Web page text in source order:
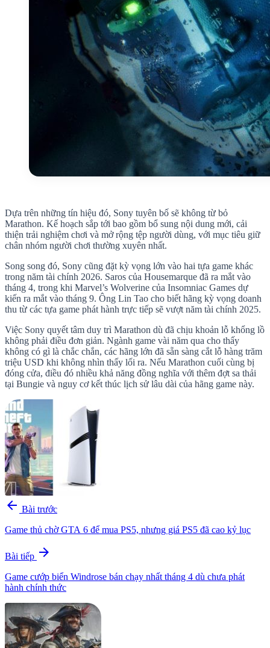
Dựa trên những tín hiệu đó, Sony tuyên bố sẽ không từ bỏ
Marathon. Kế hoạch sắp tới bao gồm bổ sung nội dung mới, cải
thiện trải nghiệm chơi và mở rộng tệp người dùng, với mục tiêu giữ
chân nhóm người chơi thường xuyên nhất.
Song song đó, Sony cũng đặt kỳ vọng lớn vào hai tựa game khác
trong năm tài chính 2026. Saros của Housemarque đã ra mắt vào
tháng 4, trong khi Marvel’s Wolverine của Insomniac Games dự
kiến ra mắt vào tháng 9. Ông Lin Tao cho biết hãng kỳ vọng doanh
thu từ các tựa game phát hành trực tiếp sẽ vượt năm tài chính 2025.
Việc Sony quyết tâm duy trì Marathon dù đã chịu khoản lỗ khổng lồ
không phải điều đơn giản. Ngành game vài năm qua cho thấy
không có gì là chắc chắn, các hãng lớn đã sẵn sàng cắt lỗ hàng trăm
triệu USD khi không nhìn thấy lối ra. Nếu Marathon cuối cùng bị
đóng cửa, điều đó nhiều khả năng đồng nghĩa với thêm đợt sa thải
tại Bungie và nguy cơ kết thúc lịch sử lâu dài của hãng game này.
arrow_back Bài trước
Game thủ chờ GTA 6 để mua PS5, nhưng giá PS5 đã cao kỷ lục
Bài tiếp arrow_forward
Game cướp biển Windrose bán chạy nhất tháng 4 dù chưa phát
hành chính thức